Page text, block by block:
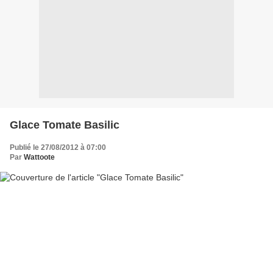
Glace Tomate Basilic
Publié le 27/08/2012 à 07:00
Par Wattoote